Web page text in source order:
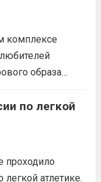
комплексе
образа
— мастером
для
по легкой
проходило
атлетике.